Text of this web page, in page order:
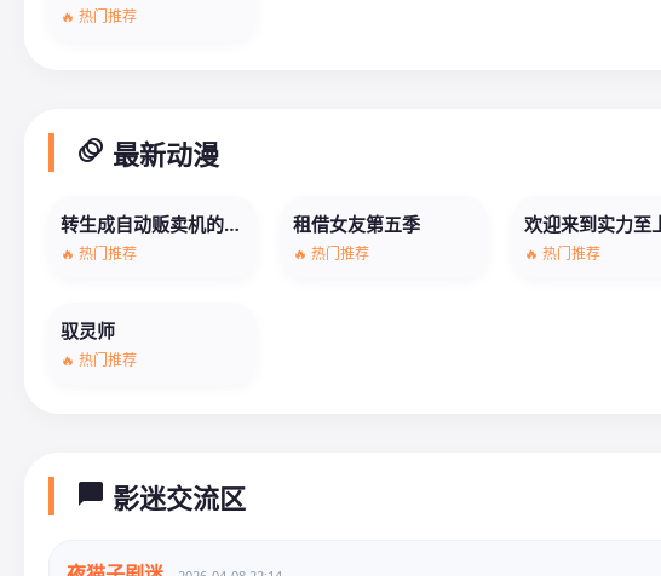
🔥 热门推荐
animation 最新动漫
转生成自动贩卖机的我今天也在迷宫徘徊第三季
🔥 热门推荐
租借女友第五季
🔥 热门推荐 🔥 热门推荐
驭灵师
🔥 热门推荐
chat_bubble 影迷交流区